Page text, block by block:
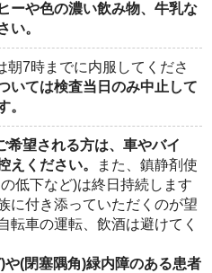
ーや色の濃い飲み物、牛乳な
い。
朝7時までに内服してくださ
いては検査当日のみ中止して
。
希望される方は、車やバイ
えください。
また、鎮静剤使
低下など)は終日持続します
に付き添っていただくのが望
転車の運転、飲酒は避けてく
(閉塞隅角)緑内障のある患者